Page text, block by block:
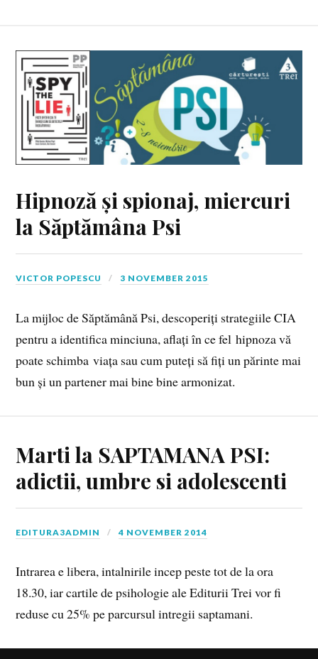
Hipnoză și spionaj, miercuri
la Săptămâna Psi
VICTOR POPESCU 3 NOVEMBER 2015
La mijloc de Săptămână Psi, descoperiți strategiile CIA
pentru a identifica minciuna, aflați în ce fel hipnoza vă
poate schimba viața sau cum puteți să fiți un părinte mai
bun și un partener mai bine bine armonizat.
Marti la SAPTAMANA PSI:
adictii, umbre si adolescenti
EDITURA3ADMIN 4 NOVEMBER 2014
Intrarea e libera, intalnirile incep peste tot de la ora
18.30, iar cartile de psihologie ale Editurii Trei vor fi
reduse cu 25% pe parcursul intregii saptamani.